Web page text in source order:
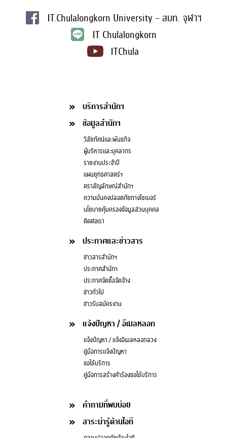
IT.Chulalongkorn University - สบท. จุฬาฯ
IT Chulalongkorn
ITChula
บริการสำนักฯ
ข้อมูลสำนักฯ
วิสัยทัศน์และพันธกิจ
ผู้บริหารและบุคลากร
รายงานประจำปี
แผนยุทธศาสตร์ฯ
ตราสัญลักษณ์สำนักฯ
ความมั่นคงปลอดภัยทางไซเบอร์
นโยบายคุ้มครองข้อมูลส่วนบุคคล
ติดต่อเรา
ประกาศและข่าวสาร
ข่าวสารสำนักฯ
ประกาศสำนักฯ
ประกาศจัดซื้อจัดจ้าง
ข่าวทั่วไป
ข่าวรับสมัครงาน
แจ้งปัญหา / อีเมลหลอก
แจ้งปัญหา / แจ้งอีเมลหลอกลวง
คู่มือการแจ้งปัญหา
ขอใช้บริการ
คู่มือการสร้างคำร้องขอใช้บริการ
คำถามที่พบบ่อย
สาระน่ารู้ด้านไอที